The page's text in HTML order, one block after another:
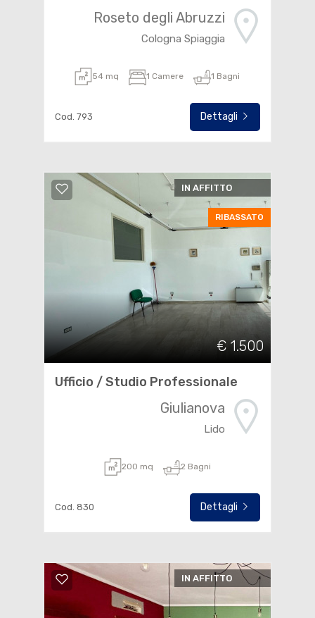
Roseto degli Abruzzi
Cologna Spiaggia
54 mq 1 Camere 1 Bagni
Cod. 793 Dettagli
IN AFFITTO
RIBASSATO
€ 1.500
Ufficio / Studio Professionale
Giulianova
Lido
200 mq 2 Bagni
Cod. 830 Dettagli
IN AFFITTO